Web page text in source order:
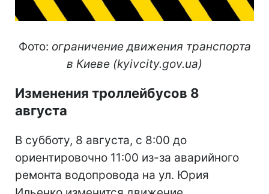
Фото: ограничение движения транспорта
в Киеве (kyivcity.gov.ua)
Изменения троллейбусов 8
августа
В субботу, 8 августа, с 8:00 до
ориентировочно 11:00 из-за аварийного
ремонта водопровода на ул. Юрия